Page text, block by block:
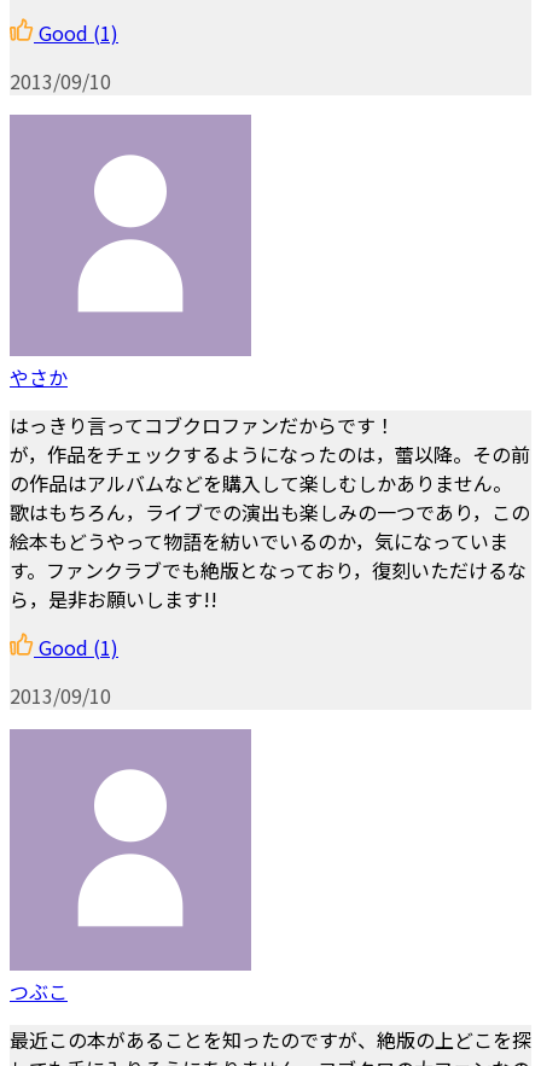
Good (1)
2013/09/10
やさか
はっきり言ってコブクロファンだからです！
が，作品をチェックするようになったのは，蕾以降。その前
の作品はアルバムなどを購入して楽しむしかありません。
歌はもちろん，ライブでの演出も楽しみの一つであり，この
絵本もどうやって物語を紡いでいるのか，気になっていま
す。ファンクラブでも絶版となっており，復刻いただけるな
ら，是非お願いします!!
Good (1)
2013/09/10
つぶこ
最近この本があることを知ったのですが、絶版の上どこを探